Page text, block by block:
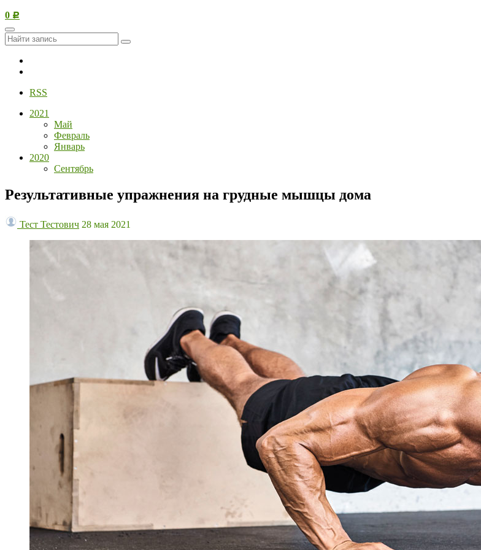
0 Р
RSS
2021
Май
Февраль
Январь
2020
Сентябрь
​Результативные упражнения на грудные мышцы дома
Тест Тестович 28 мая 2021